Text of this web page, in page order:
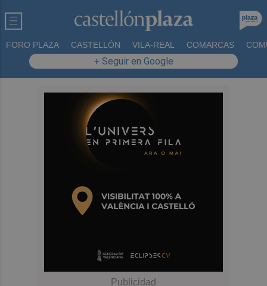
FORO PLAZA CASTELLÓN VILA-REAL COMARCAS
+ Seguir en Google